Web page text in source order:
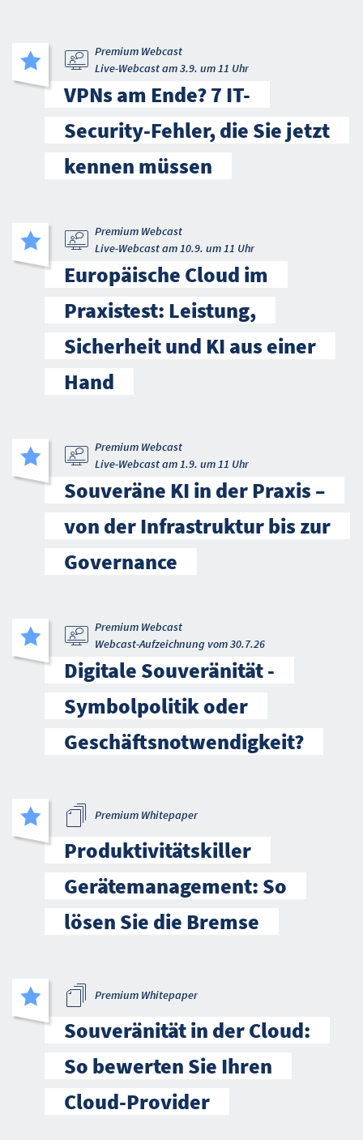
Premium Webcast
Live-Webcast am 3.9. um 11 Uhr
VPNs am Ende? 7 IT-
Security-Fehler, die Sie jetzt
kennen müssen
Premium Webcast
Live-Webcast am 10.9. um 11 Uhr
Europäische Cloud im
Praxistest: Leistung,
Sicherheit und KI aus einer
Hand
Premium Webcast
Live-Webcast am 1.9. um 11 Uhr
Souveräne KI in der Praxis –
von der Infrastruktur bis zur
Governance
Premium Webcast
Webcast-Aufzeichnung vom 30.7.26
Digitale Souveränität -
Symbolpolitik oder
Geschäftsnotwendigkeit?
Premium Whitepaper
Produktivitätskiller
Gerätemanagement: So
lösen Sie die Bremse
Premium Whitepaper
Souveränität in der Cloud:
So bewerten Sie Ihren
Cloud-Provider